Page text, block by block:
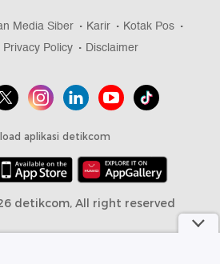
Media Siber Karir
Kotak Pos
Privacy Policy Disclaimer
aplikasi detikcom
detikcom, All right reserved